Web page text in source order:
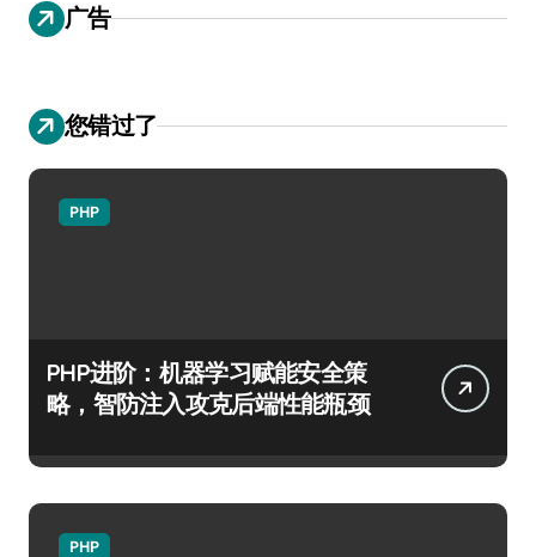
广告
您错过了
PHP
PHP进阶：机器学习赋能安全策
略，智防注入攻克后端性能瓶颈
PHP